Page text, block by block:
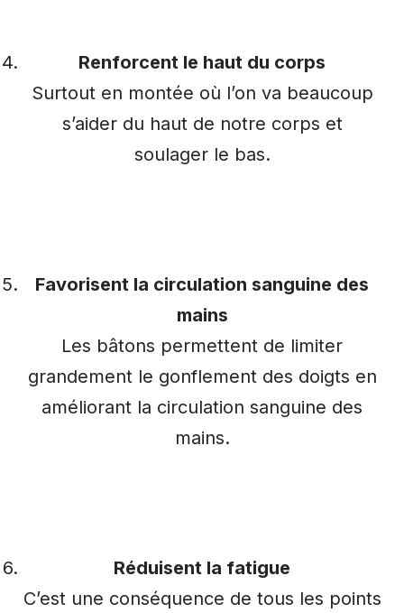
Renforcent le haut du corps
Surtout en montée où l’on va beaucoup
s’aider du haut de notre corps et
soulager le bas.
Favorisent la circulation sanguine des
mains
Les bâtons permettent de limiter
grandement le gonflement des doigts en
améliorant la circulation sanguine des
mains.
Réduisent la fatigue
C’est une conséquence de tous les points